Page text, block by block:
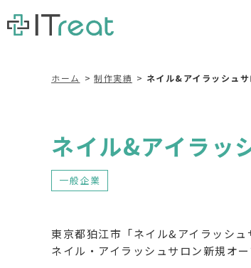
ホーム 制作実績 ネイル&アイラッシュ
ネイル&アイラッ
一般企業
東京都狛江市「ネイル&アイラッシ
ネイル・アイラッシュサロン新規オ